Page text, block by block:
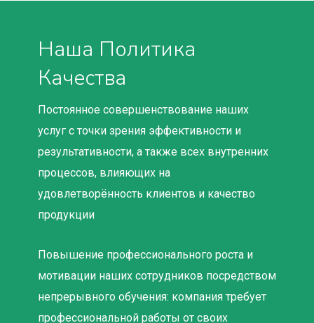
Наша Политика
Качества
Постоянное совершенствование наших
услуг с точки зрения эффективности и
результативности, а также всех внутренних
процессов, влияющих на
удовлетворённость клиентов и качество
продукции
Повышение профессионального роста и
мотивации наших сотрудников посредством
непрерывного обучения: компания требует
профессиональной работы от своих